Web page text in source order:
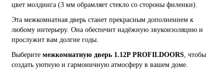
цвет молдинга (3 мм обрамляет стекло со стороны филенки).
Эта межкомнатная дверь станет прекрасным дополнением к
любому интерьеру. Она обеспечит надёжную звукоизоляцию и
прослужит вам долгие годы.
Выберите межкомнатную дверь 1.12P PROFILDOORS , чтобы
создать уютную и гармоничную атмосферу в вашем доме.